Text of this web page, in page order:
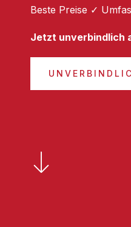
Beste Preise ✓
Jetzt unverbindlich